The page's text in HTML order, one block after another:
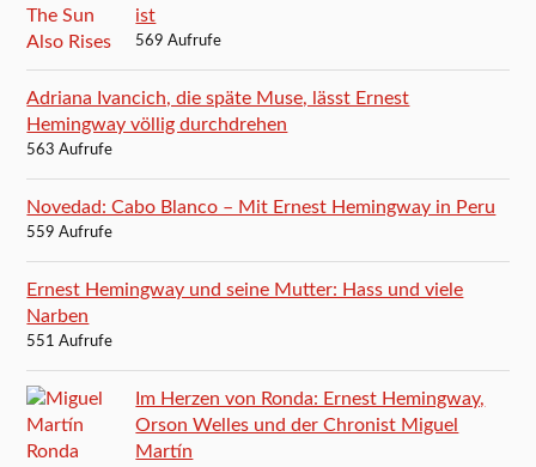
ist
569 Aufrufe
Adriana Ivancich, die späte Muse, lässt Ernest
Hemingway völlig durchdrehen
563 Aufrufe
Novedad: Cabo Blanco – Mit Ernest Hemingway in Peru
559 Aufrufe
Ernest Hemingway und seine Mutter: Hass und viele
Narben
551 Aufrufe
Im Herzen von Ronda: Ernest Hemingway,
Orson Welles und der Chronist Miguel
Martín